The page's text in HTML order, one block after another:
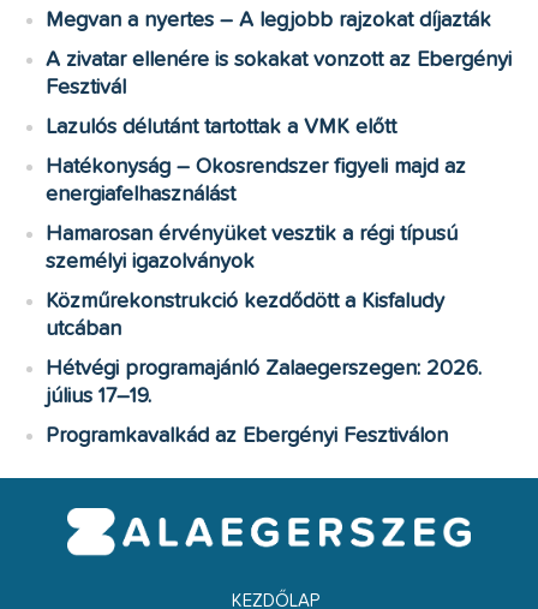
Megvan a nyertes – A legjobb rajzokat díjazták
A zivatar ellenére is sokakat vonzott az Ebergényi
Fesztivál
Lazulós délutánt tartottak a VMK előtt
Hatékonyság – Okosrendszer figyeli majd az
energiafelhasználást
Hamarosan érvényüket vesztik a régi típusú
személyi igazolványok
Közműrekonstrukció kezdődött a Kisfaludy
utcában
Hétvégi programajánló Zalaegerszegen: 2026.
július 17–19.
Programkavalkád az Ebergényi Fesztiválon
KEZDŐLAP